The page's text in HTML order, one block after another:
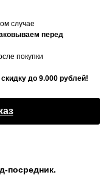
случае
перед
покупки
до 9.000 рублей!
посредник.